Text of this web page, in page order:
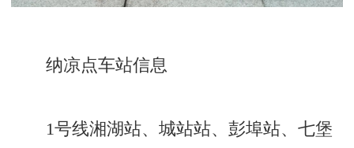
纳凉点车站信息
1号线湘湖站、城站站、彭埠站、七堡